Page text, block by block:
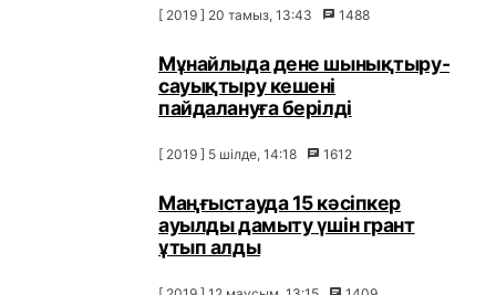
[ 2019 ] 20 тамыз, 13:43 1488
Мұнайлыда дене шынықтыру-
сауықтыру кешені
пайдалануға берілді
[ 2019 ] 5 шілде, 14:18 1612
Маңғыстауда 15 кәсіпкер
ауылды дамыту үшін грант
ұтып алды